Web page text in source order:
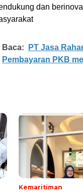
dan
Baca:
PT Jasa
Pembayaran PKB
Kemaritiman